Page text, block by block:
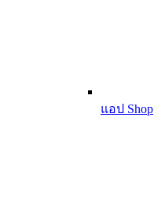
แอป Shop